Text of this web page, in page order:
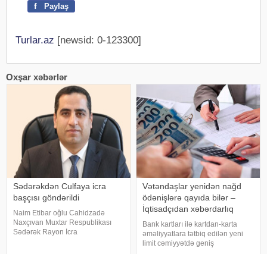
f Paylaş
Turlar.az [newsid: 0-123300]
Oxşar xəbərlər
Sədərəkdən Culfaya icra
başçısı göndərildi
Naim Etibar oğlu Cahidzadə
Naxçıvan Muxtar Respublikası
Sədərək Rayon İcra
Vətəndaşlar yenidən nağd
ödənişlərə qayıda bilər –
İqtisadçıdan xəbərdarlıq
Bank kartları ilə kartdan-karta
əməliyyatlara tətbiq edilən yeni
limit cəmiyyətdə geniş